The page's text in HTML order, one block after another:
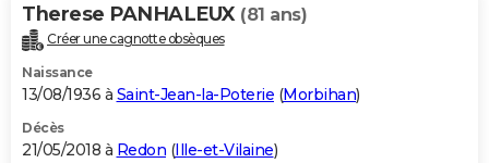
Therese PANHALEUX (81 ans)
Créer une cagnotte obsèques
Naissance
13/08/1936 à Saint-Jean-la-Poterie (Morbihan)
Décès
21/05/2018 à Redon (Ille-et-Vilaine)